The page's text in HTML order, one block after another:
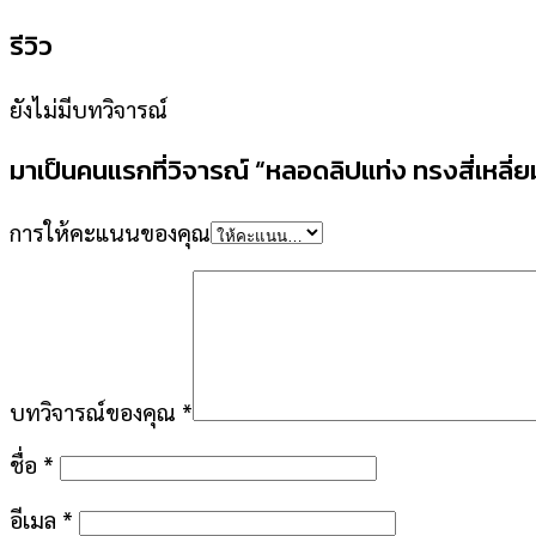
รีวิว
ยังไม่มีบทวิจารณ์
มาเป็นคนแรกที่วิจารณ์ “หลอดลิปแท่ง ทรงสี่เหลี่ย
การให้คะแนนของคุณ
บทวิจารณ์ของคุณ *
ชื่อ *
อีเมล *